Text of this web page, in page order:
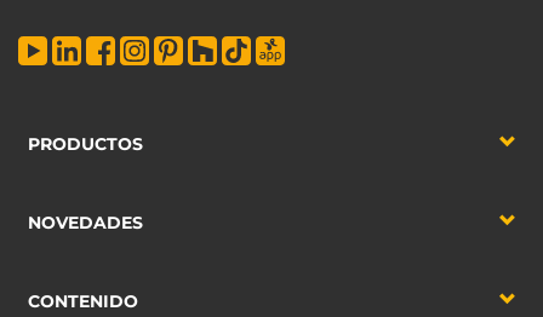
PRODUCTOS
NOVEDADES
CONTENIDO